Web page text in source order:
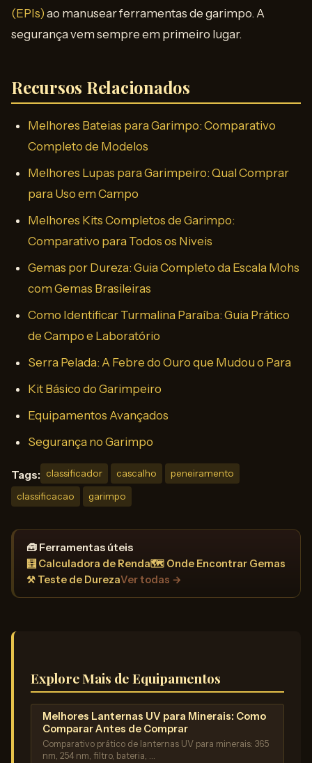
(EPIs) ao manusear ferramentas de garimpo. A
segurança vem sempre em primeiro lugar.
Recursos Relacionados
Melhores Bateias para Garimpo: Comparativo
Completo de Modelos
Melhores Lupas para Garimpeiro: Qual Comprar
para Uso em Campo
Melhores Kits Completos de Garimpo:
Comparativo para Todos os Niveis
Gemas por Dureza: Guia Completo da Escala Mohs
com Gemas Brasileiras
Como Identificar Turmalina Paraíba: Guia Prático
de Campo e Laboratório
Serra Pelada: A Febre do Ouro que Mudou o Para
Kit Básico do Garimpeiro
Equipamentos Avançados
Segurança no Garimpo
Tags: classificador cascalho peneiramento
classificacao garimpo
🧰 Ferramentas úteis
🧮 Calculadora de Renda🗺️ Onde Encontrar Gemas
⚒️ Teste de DurezaVer todas →
Explore Mais de Equipamentos
Melhores Lanternas UV para Minerais: Como
Comparar Antes de Comprar
Comparativo prático de lanternas UV para minerais: 365
nm, 254 nm, filtro, bateria, …